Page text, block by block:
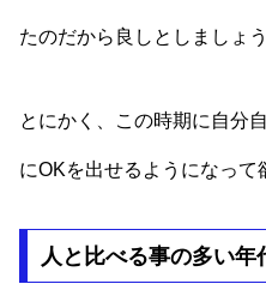
たのだから良しとしましょう
とにかく、この時期に自分
にOKを出せるようになって
人と比べる事の多い年